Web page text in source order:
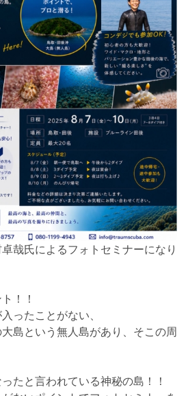
哉氏によるフォトセミナーになり
！！
ったことがない、
島という無人島があり、そこの周
たと言われている神秘の島！！